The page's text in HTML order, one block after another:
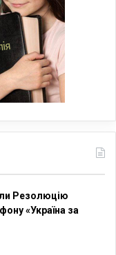
Резолюцію
«Україна за